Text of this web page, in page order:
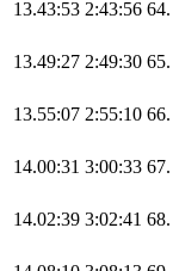
13.43:53 2:43:56 64.
13.49:27 2:49:30 65.
13.55:07 2:55:10 66.
14.00:31 3:00:33 67.
14.02:39 3:02:41 68.